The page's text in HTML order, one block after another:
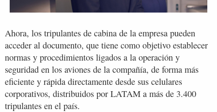
Ahora, los tripulantes de cabina de la empresa pueden
acceder al documento, que tiene como objetivo establecer
normas y procedimientos ligados a la operación y
seguridad en los aviones de la compañía, de forma más
eficiente y rápida directamente desde sus celulares
corporativos, distribuidos por LATAM a más de 3.400
tripulantes en el país.